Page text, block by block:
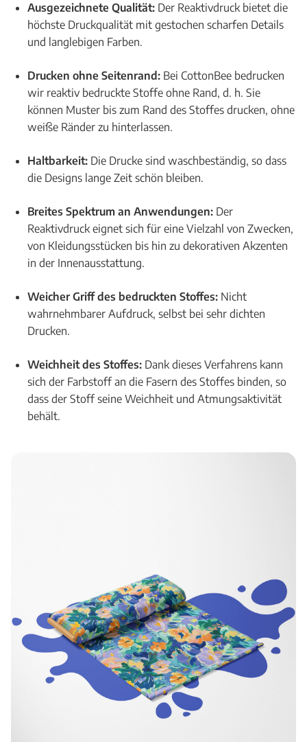
Ausgezeichnete Qualität: Der Reaktivdruck bietet die
höchste Druckqualität mit gestochen scharfen Details
und langlebigen Farben.
Drucken ohne Seitenrand: Bei CottonBee bedrucken
wir reaktiv bedruckte Stoffe ohne Rand, d. h. Sie
können Muster bis zum Rand des Stoffes drucken, ohne
weiße Ränder zu hinterlassen.
Haltbarkeit: Die Drucke sind waschbeständig, so dass
die Designs lange Zeit schön bleiben.
Breites Spektrum an Anwendungen: Der
Reaktivdruck eignet sich für eine Vielzahl von Zwecken,
von Kleidungsstücken bis hin zu dekorativen Akzenten
in der Innenausstattung.
Weicher Griff des bedruckten Stoffes: Nicht
wahrnehmbarer Aufdruck, selbst bei sehr dichten
Drucken.
Weichheit des Stoffes: Dank dieses Verfahrens kann
sich der Farbstoff an die Fasern des Stoffes binden, so
dass der Stoff seine Weichheit und Atmungsaktivität
behält.